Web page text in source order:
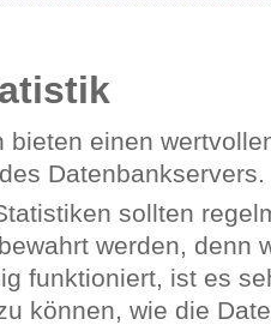
bieten einen
Datenbankservers.
sollten
werden, denn
funktioniert, ist es
können, wie die